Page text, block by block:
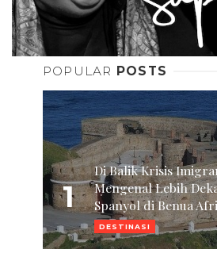
POPULAR POSTS
1
Di Balik Krisis
Mengenal Lebih
Spanyol di Benua
DESTINASI